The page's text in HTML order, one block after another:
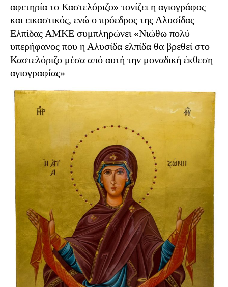
αφετηρία το Καστελόριζο» τονίζει η αγιογράφος
και εικαστικός, ενώ ο πρόεδρος της Αλυσίδας
Ελπίδας ΑΜΚΕ συμπληρώνει «Νιώθω πολύ
υπερήφανος που η Αλυσίδα ελπίδα θα βρεθεί στο
Καστελόριζο μέσα από αυτή την μοναδική έκθεση
αγιογραφίας»